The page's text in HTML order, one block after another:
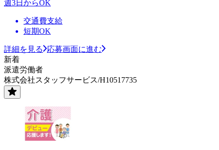
週3日からOK
交通費支給
短期OK
詳細を見る
応募画面に進む
新着
派遣労働者
株式会社スタッフサービス/H10517735